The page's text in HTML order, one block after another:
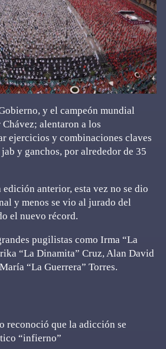
y el campeón mundial
alentaron a los
ejercicios y combinaciones claves
y ganchos, por alrededor de 35
anterior, esta vez no se dio
y menos se vio al jurado del
el nuevo récord.
pugilistas como Irma “La
“La Dinamita” Cruz, Alan David
“La Guerrera” Torres.
reconoció que la adicción se
“infierno”